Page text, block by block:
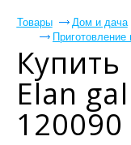
Товары Дом и дача
Elan